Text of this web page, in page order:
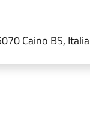
Caino BS, Italia